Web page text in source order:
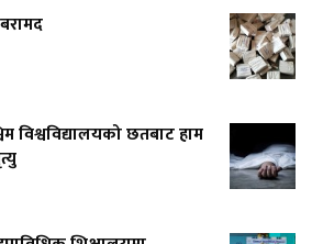
विश्वविद्यालयको छतबाट हाम